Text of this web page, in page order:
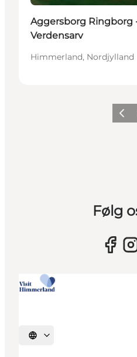
Aggersborg Ringborg
Verdensarv
Himmerland, Nordjylland
Følg
Vælg sprog